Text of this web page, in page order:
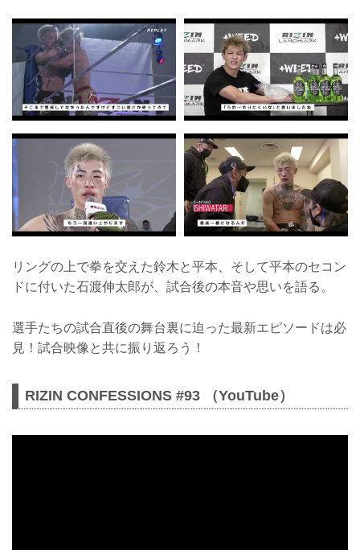
リングの上で拳を交えた鈴木と平本、そして平本のセコン
ドに付いた石渡伸太郎が、試合後の本音や思いを語る。
選手たちの試合直後の舞台裏に迫った最新エピソードは必
見！試合映像と共に振り返ろう！
RIZIN CONFESSIONS #93 （YouTube）